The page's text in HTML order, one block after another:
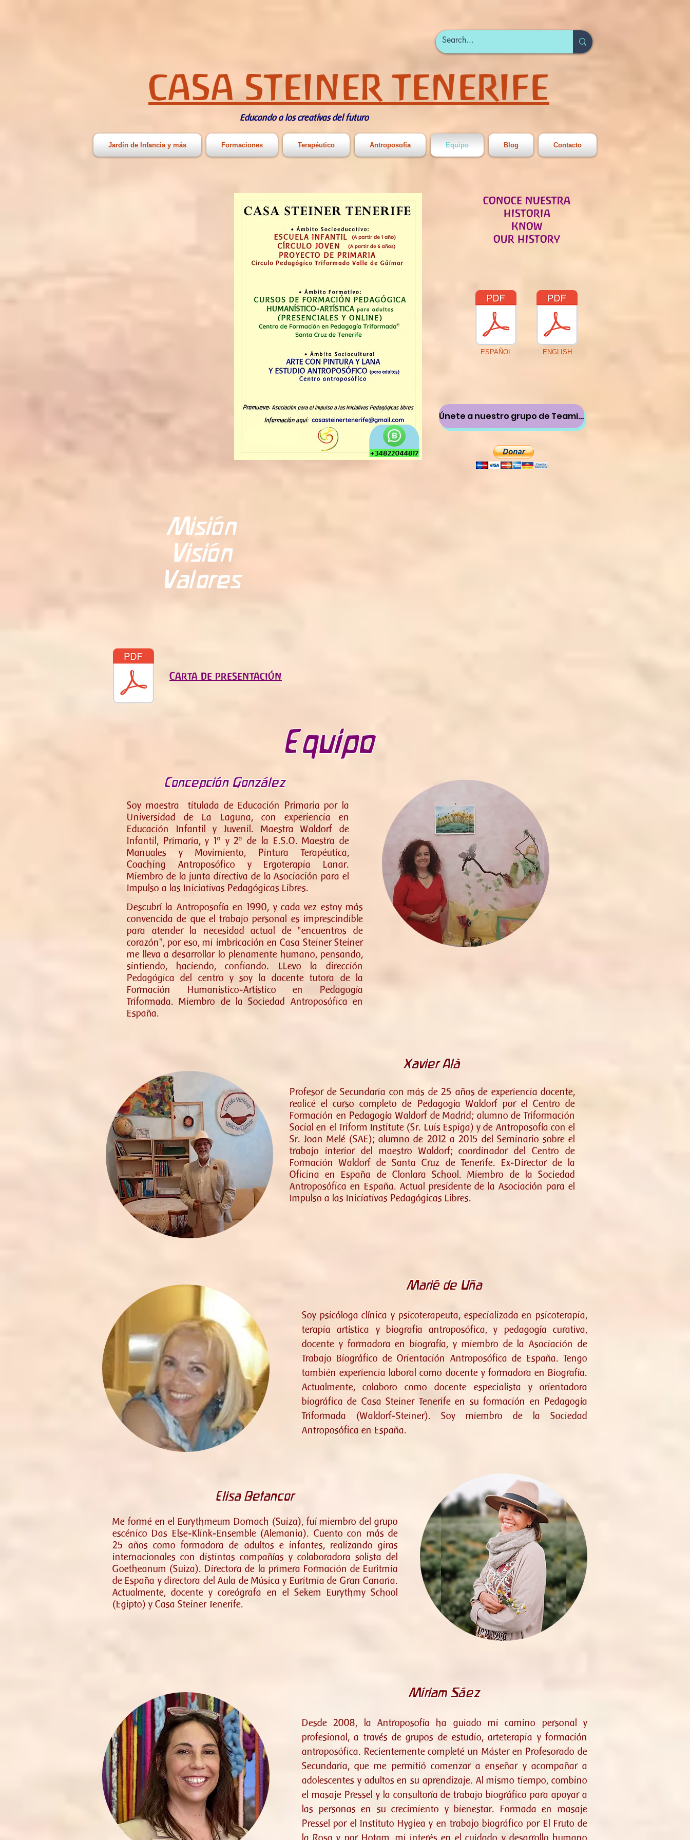
CASA STEINER TENERIFE
Educando a los creativas del futuro
Jardín de Infancia y más Formaciones Terapéutico Antroposofía Equipo Blog Contacto
CONOCE NUESTRA
HISTORIA
KNOW
OUR HISTORY
ESPAÑOL ENGLISH
Únete a nuestro grupo de Teaming
Misión
Visión
Valores
Carta de presentación
Equipo
Concepción González
Soy maestra titulada de Educación Primaria por la
Universidad de La Laguna, con experiencia en
Educación Infantil y Juvenil. Maestra Waldorf de
Infantil, Primaria, y 1º y 2º de la E.S.O. Maestra de
Manuales y Movimiento, Pintura Terapéutica,
Coaching Antroposófico y Ergoterapia Lanar.
Miembro de la junta directiva de la Asociación para el
Impulso a las Iniciativas Pedagógicas Libres.
Descubrí la Antroposofía en 1990, y cada vez estoy más
convencida de que el trabajo personal es imprescindible
para atender la necesidad actual de "encuentros de
corazón", por eso, mi imbricación en Casa Steiner Steiner
me lleva a desarrollar lo plenamente humano, pensando,
sintiendo, haciendo, confiando. LLevo la dirección
Pedagógica del centro y soy la docente tutora de la
Formación Humanístico-Artístico en Pedagogía
Triformada.Miembro de la Sociedad Antroposófica en
España.
Xavier Alà
Profesor de Secundaria con más de 25 años de experiencia docente,
realicé el curso completo de Pedagogía Waldorf por el Centro de
Formación en Pedagogía Waldorf de Madrid; alumno de Triformación
Social en el Triform Institute (Sr. Luis Espiga) y de Antroposofía con el
Sr. Joan Melé (SAE); alumno de 2012 a 2015 del Seminario sobre el
trabajo interior del maestro Waldorf; coordinador del Centro de
Formación Waldorf de Santa Cruz de Tenerife. Ex-Director de la
Oficina en España de Clonlara School. Miembro de la Sociedad
Antroposófica en España. Actual presidente de la Asociación para el
Impulso a las Iniciativas Pedagógicas Libres.
Marié de Uña
Soy psicóloga clínica y psicoterapeuta, especializada en psicoterapia,
terapia artística y biografía antroposófica, y pedagogía curativa,
docente y formadora en biografía, y miembro de la Asociación de
Trabajo Biográfico de Orientación Antroposófica de España. Tengo
también experiencia laboral como docente y formadora en Biografía.
Actualmente, colaboro como docente especialista y orientadora
biográfica de Casa Steiner Tenerife en su formación en Pedagogía
Triformada (Waldorf-Steiner). Soy miembro de la Sociedad
Antroposófica en España.
Elisa Betancor
Me formé en el Eurythmeum Dornach (Suiza), fuí miembro del grupo
escénico Das Else-Klink-Ensemble (Alemania). Cuento con más de
25 años como formadora de adultos e infantes, realizando giras
internacionales con distintas compañías y colaboradora solista del
Goetheanum (Suiza). Directora de la primera Formación de Euritmia
de España y directora del Aula de Música y Euritmia de Gran Canaria.
Actualmente, docente y coreógrafa en el Sekem Eurythmy School
(Egipto) y Casa Steiner Tenerife.
Míriam Sáez
Desde 2008, la Antroposofía ha guiado mi camino personal y
profesional, a través de grupos de estudio, arteterapia y formación
antroposófica. Recientemente completé un Máster en Profesorado de
Secundaria, que me permitió comenzar a enseñar y acompañar a
adolescentes y adultos en su aprendizaje. Al mismo tiempo, combino
el masaje Pressel y la consultoría de trabajo biográfico para apoyar a
las personas en su crecimiento y bienestar. Formada en masaje
Pressel por el Instituto Hygiea y en trabajo biográfico por El Fruto de
la Rosa y por Hotam, mi interés en el cuidado y desarrollo humano